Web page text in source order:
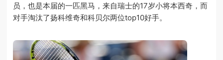
员，也是本届的一匹黑马，来自瑞士的17岁小将本西奇，而
对手淘汰了扬科维奇和科贝尔两位top10好手。